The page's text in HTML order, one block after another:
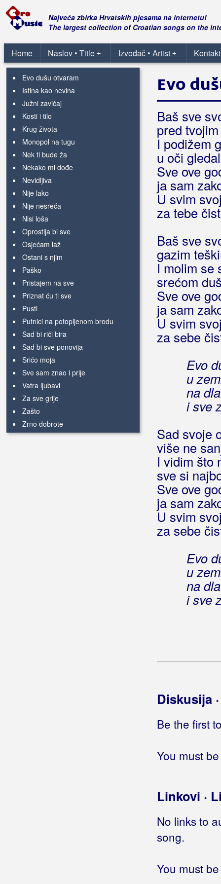
Najveća zbirka Hrvatskih pjesama na internetu!
The largest collection of Croatian songs on the
Home +
Naslov • Title +
Izvođač • Artist
Balada k'o i druge
Bez obzira na sve
Da ova ljubav ne prestane
Da te mogu sada vratiti
Evo dušu otvaram
Istina kao nevina
Južni zavičaj
Kosti i tilo
Krug života
Monopol na tugu
Nek ti bude ža
Nekako mi dođe
Nevidljiva
Nije lako
Nije nesreća
Nisi loša
Oprostija bi sve
Osjećam laž
Ostani s njim
Paško
Pristajem na sve
Priznat ću ti sve
Pusti
Putnici na potopljenom brodu
Sad bi riči bira
Sad bi sve ponovija
Srićo moja
Sve sam znao i prije
Vatra ljubavi
Za sve grije
Zašto
Zrno dobrote
Čovjek s tisuću lica
Evo
Baš sve
pred
I podižem
u oči
Sve ove
ja sam
U svim
za tebe
Baš sve
gazim
I molim se
srećom
Sve ove
ja sam
U svim
za sebe
Evo
u
na
i sve
Sad svoje
više ne
I vidim što
sve si
Sve ove
ja sam
U svim
za sebe
Evo
u
na
i sve
Diskusija
Be the first
You must
Linkovi ·
No links to
song.
You must